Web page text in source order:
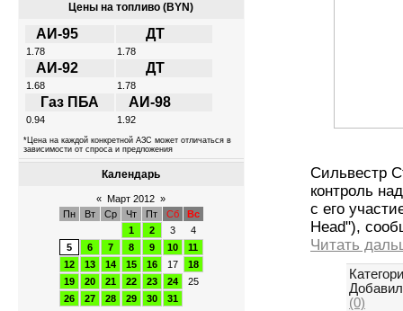
Цены на топливо (BYN)
АИ-95 ДТ
1.78 1.78
АИ-92 ДТ
1.68 1.78
Газ ПБА АИ-98
0.94 1.92
*Цена на каждой конкретной АЗС может отличаться в
зависимости от спроса и предложения
Календарь
« Март 2012 »
Пн
Вт Ср Чт Пт Сб
Вс
1
2 3
4
5
6 7 8 9 10
11
12
13 14 15 16 17
18
19
20 21 22 23 24
25
26
27 28 29 30 31
Сильвестр
контроль
с его
Head"),
Читать
(0)